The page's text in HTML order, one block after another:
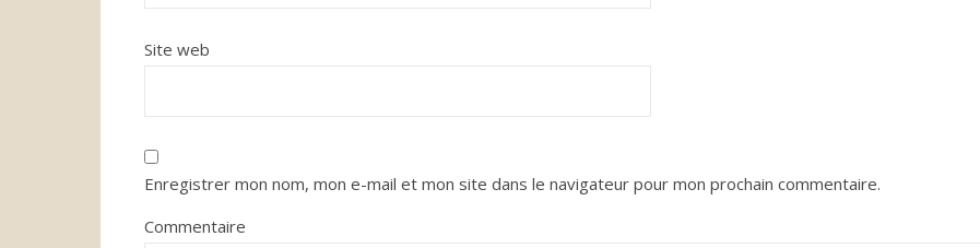
Site web
Enregistrer mon nom, mon e-mail et mon site dans le navigateur pour mon prochain commentaire.
Commentaire